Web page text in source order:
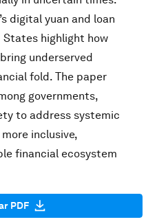
digital yuan and loan
highlight how
underserved
fold. The paper
governments,
to address systemic
inclusive,
financial ecosystem
PDF